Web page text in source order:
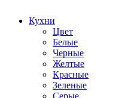
Кухни
Цвет
Белые
Черные
Желтые
Красные
Зеленые
Серые